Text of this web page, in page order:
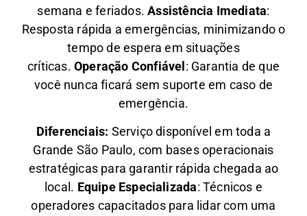
semana e feriados.Assistência Imediata:
Resposta rápida a emergências, minimizando o
tempo de espera em situações
críticas. Operação Confiável: Garantia de que
você nunca ficará sem suporte em caso de
emergência.
Diferenciais: Serviço disponível em toda a
Grande São Paulo, com bases operacionais
estratégicas para garantir rápida chegada ao
local. Equipe Especializada: Técnicos e
operadores capacitados para lidar com uma